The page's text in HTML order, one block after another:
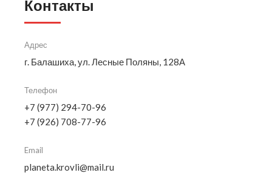
Контакты
Адрес
г. Балашиха, ул. Лесные Поляны, 128А
Телефон
+7 (977) 294-70-96
+7 (926) 708-77-96
Email
planeta.krovli@mail.ru